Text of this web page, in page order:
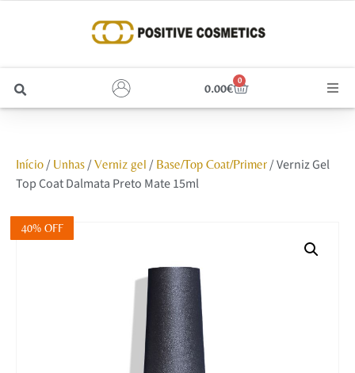
0.00€
0
Unhas
Início/ Unhas/ Verniz gel / Base/Top Coat/Primer/ Verniz Gel
Top Coat Dalmata Preto Mate 15ml
40% OFF